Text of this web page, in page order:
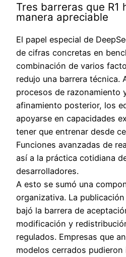
Tres barreras que R1
manera apreciable
El papel especial de
de cifras concretas en
combinación de varios
redujo una barrera técnica.
procesos de razonamiento
afinamiento posterior, los
apoyarse en capacidades
tener que entrenar desde
Funciones avanzadas de
así a la práctica cotidiana
desarrolladores.
A esto se sumó una
organizativa. La
bajó la barrera de
modificación y
regulados. Empresas que
modelos cerrados pudieron